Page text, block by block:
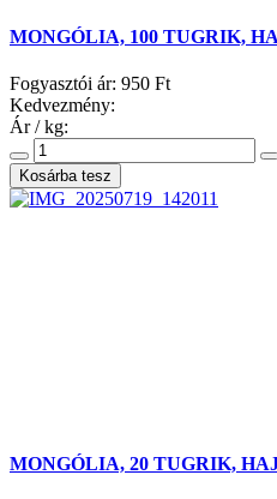
MONGÓLIA, 100 TUGRIK,
Fogyasztói ár: 950 Ft
Kedvezmény:
Ár / kg:
MONGÓLIA, 20 TUGRIK,